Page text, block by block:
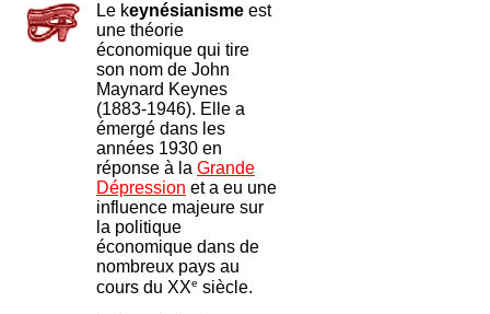
Le keynésianisme est
une théorie
économique qui tire
son nom de John
Maynard Keynes
(1883-1946). Elle a
émergé dans les
années 1930 en
réponse à la Grande
Dépression et a eu une
influence majeure sur
la politique
économique dans de
nombreux pays au
cours du XXe siècle.